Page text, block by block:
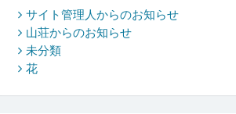
サイト管理人からのお知らせ
山荘からのお知らせ
未分類
花